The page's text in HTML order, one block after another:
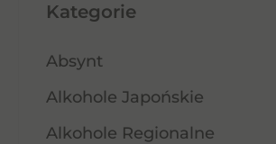
Kategorie
Absynt
Alkohole Japońskie
Alkohole Regionalne